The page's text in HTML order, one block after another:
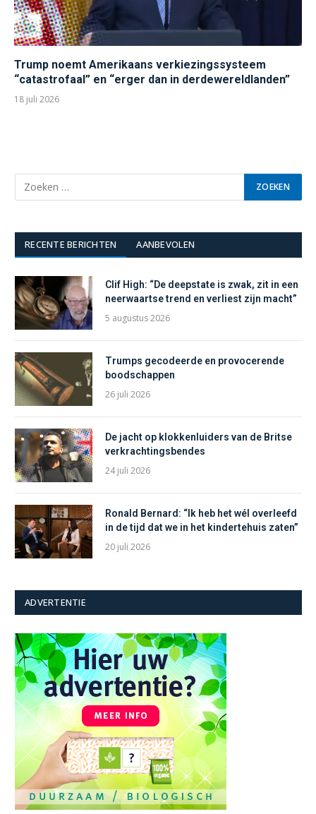
Trump noemt Amerikaans verkiezingssysteem
“catastrofaal” en “erger dan in derdewereldlanden”
18 juli 2026
RECENTE BERICHTEN AANBEVOLEN
Clif High: “De deepstate is zwak, zit in een
neerwaartse trend en verliest zijn macht”
5 augustus 2026
Trumps gecodeerde en provocerende
boodschappen
26 juli 2026
De jacht op klokkenluiders van de Britse
verkrachtingsbendes
24 juli 2026
Ronald Bernard: “Ik heb het wél overleefd
in de tijd dat we in het kindertehuis zaten”
20 juli 2026
ADVERTENTIE